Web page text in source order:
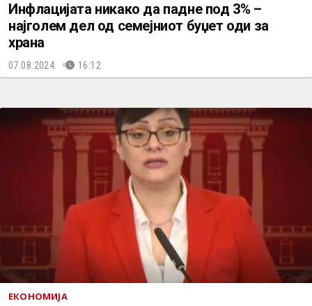
Инфлацијата никако да падне под 3% –
најголем дел од семејниот буџет оди за
храна
07.08.2024. 16:12
ЕКОНОМИЈА